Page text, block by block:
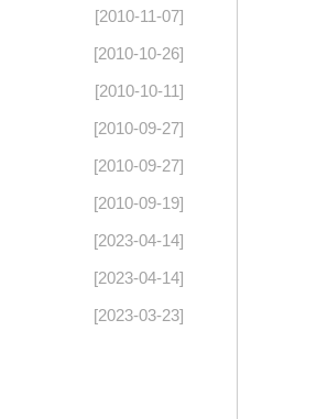
[2010-11-07]
[2010-10-26]
[2010-10-11]
[2010-09-27]
[2010-09-27]
[2010-09-19]
[2023-04-14]
[2023-04-14]
[2023-03-23]